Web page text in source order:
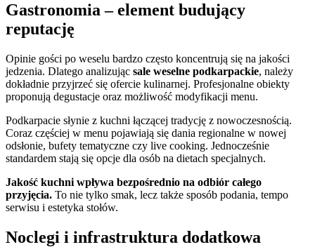
Gastronomia – element budujący
reputację
Opinie gości po weselu bardzo często koncentrują się na jakości
jedzenia. Dlatego analizując sale weselne podkarpackie, należy
dokładnie przyjrzeć się ofercie kulinarnej. Profesjonalne obiekty
proponują degustacje oraz możliwość modyfikacji menu.
Podkarpacie słynie z kuchni łączącej tradycję z nowoczesnością.
Coraz częściej w menu pojawiają się dania regionalne w nowej
odsłonie, bufety tematyczne czy live cooking. Jednocześnie
standardem stają się opcje dla osób na dietach specjalnych.
Jakość kuchni wpływa bezpośrednio na odbiór całego
przyjęcia. To nie tylko smak, lecz także sposób podania, tempo
serwisu i estetyka stołów.
Noclegi i infrastruktura dodatkowa